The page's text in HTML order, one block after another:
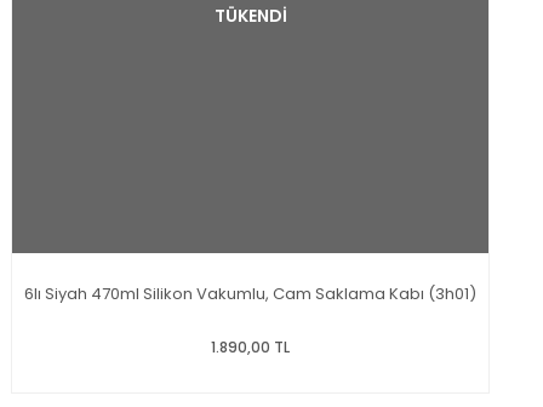
TÜKENDİ
6lı Siyah 470ml Silikon Vakumlu, Cam Saklama Kabı (3h01)
1.890,00 TL